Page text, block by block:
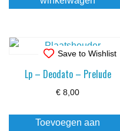
Save to Wishlist
Lp – Deodato – Prelude
€ 8,00
Toevoegen aan